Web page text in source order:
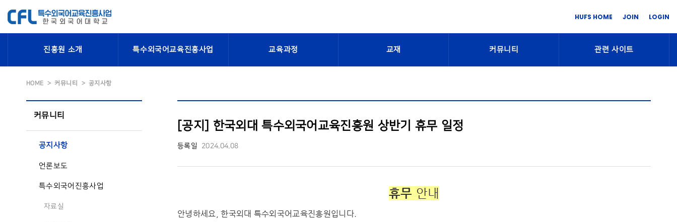
HUFS HOME JOIN LOGIN
진흥원 소개 특수외국어교육진흥사업 교육과정 교재 커뮤니티 관련 사이트
HOME 커뮤니티 공지사항
커뮤니티
공지사항
언론보도
특수외국어진흥사업
자료실
[공지] 한국외대 특수외국어교육진흥원 상반기 휴무 일정
등록일 2024.04.08
휴무 안내
안녕하세요, 한국외대 특수외국어교육진흥원입니다.